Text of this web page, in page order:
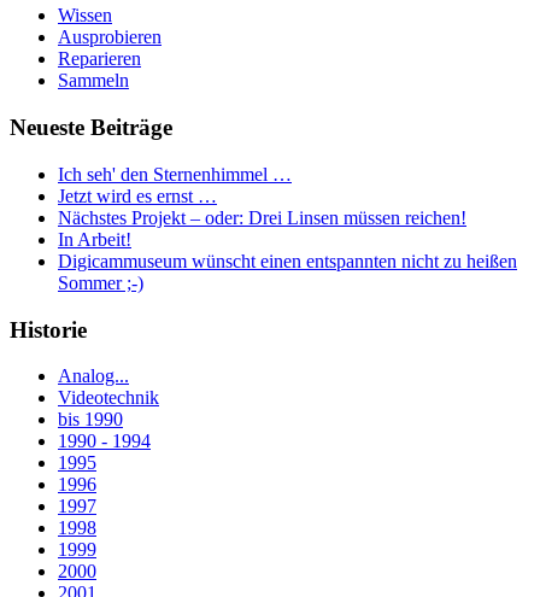
Wissen
Ausprobieren
Reparieren
Sammeln
Neueste Beiträge
Ich seh' den Sternenhimmel …
Jetzt wird es ernst …
Nächstes Projekt – oder: Drei Linsen müssen reichen!
In Arbeit!
Digicammuseum wünscht einen entspannten nicht zu heißen
Sommer ;-)
Historie
Analog...
Videotechnik
bis 1990
1990 - 1994
1995
1996
1997
1998
1999
2000